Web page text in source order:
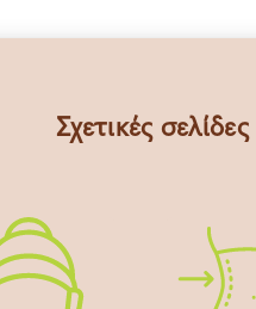
Σχετικές σελίδες